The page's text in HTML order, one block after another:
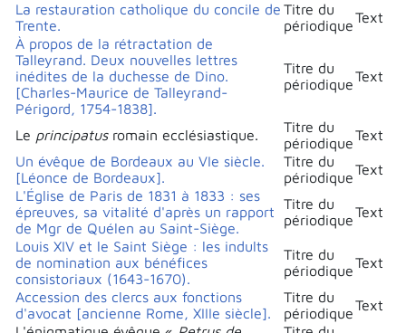
La restauration catholique du concile de
Trente.
Titre du
périodiqueText
À propos de la rétractation de
Talleyrand. Deux nouvelles lettres
inédites de la duchesse de Dino.
[Charles-Maurice de Talleyrand-
Périgord, 1754-1838].
Titre du
périodiqueText
Le principatusromain ecclésiastique.
Titre du
périodiqueText
Un évêque de Bordeaux au VIe siècle.
[Léonce de Bordeaux].
Titre du
périodiqueText
L'Église de Paris de 1831 à 1833 : ses
épreuves, sa vitalité d'après un rapport
de Mgr de Quélen au Saint-Siège.
Titre du
périodiqueText
Louis XIV et le Saint Siège : les indults
de nomination aux bénéfices
consistoriaux (1643-1670).
Titre du
périodiqueText
Accession des clercs aux fonctions
d'avocat [ancienne Rome, XIIIe siècle].
Titre du
périodiqueText